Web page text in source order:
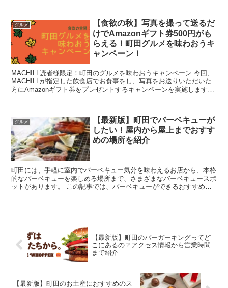
グルメ
【食欲の秋】写真を撮って送るだ
けでAmazonギフト券500円がも
らえる！町田グルメを味わおうキ
ャンペーン！
MACHILL読者様限定！町田のグルメを味わおうキャンペーン 今回、
MACHILLが指定した飲食店でお食事をし、写真をお送りいただいた
方にAmazonギフト券をプレゼントするキャンペーンを実施します！
グルメ
【最新版】町田でバーベキューが
したい！屋内から屋上までおすす
めの場所を紹介
町田には、手軽に室内でバーベキュー気分を味わえるお店から、本格
的なバーベキューを楽しめる場所まで、さまざまなバーベキュースポ
ットがあります。 この記事では、バーベキューができるおすすめの
【最新版】町田のバーガーキングってど
こにあるの？アクセス情報から営業時間
まで紹介
【最新版】町田のお土産におすすめのス